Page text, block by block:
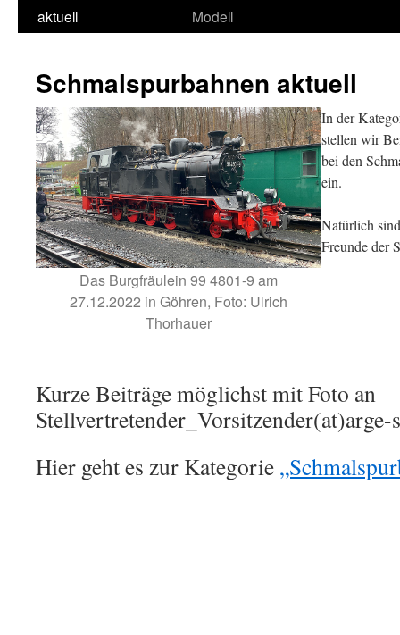
aktuell
Modell
Schmalspurbahnen aktuell
Das Burgfräulein 99 4801-9 am
27.12.2022 in Göhren, Foto: Ulrich
Thorhauer
In der
stellen wir
bei den
ein.
Natürlich
Freunde der
Kurze Beiträge möglichst mit Foto an
Stellvertretender_Vorsitzender(at)arge-
Hier geht es zur Kategorie